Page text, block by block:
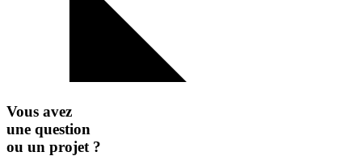
Vous avez
une question
ou un projet ?